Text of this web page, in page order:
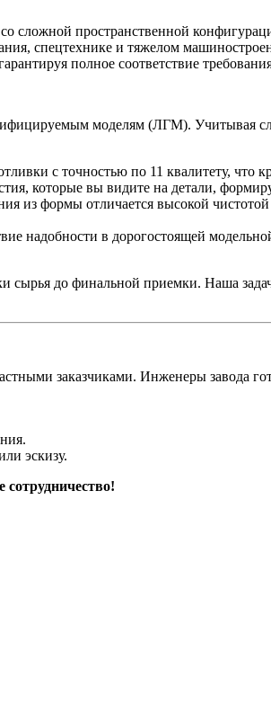
сложной пространственной
спецтехнике и тяжелом
полное соответствие
моделям (ЛГМ). Учитывая
с точностью по 11 квалитету, что
которые вы видите на детали,
из формы отличается высокой
в дорогостоящей
до финальной приемки. Наша
заказчиками. Инженеры завода
эскизу.